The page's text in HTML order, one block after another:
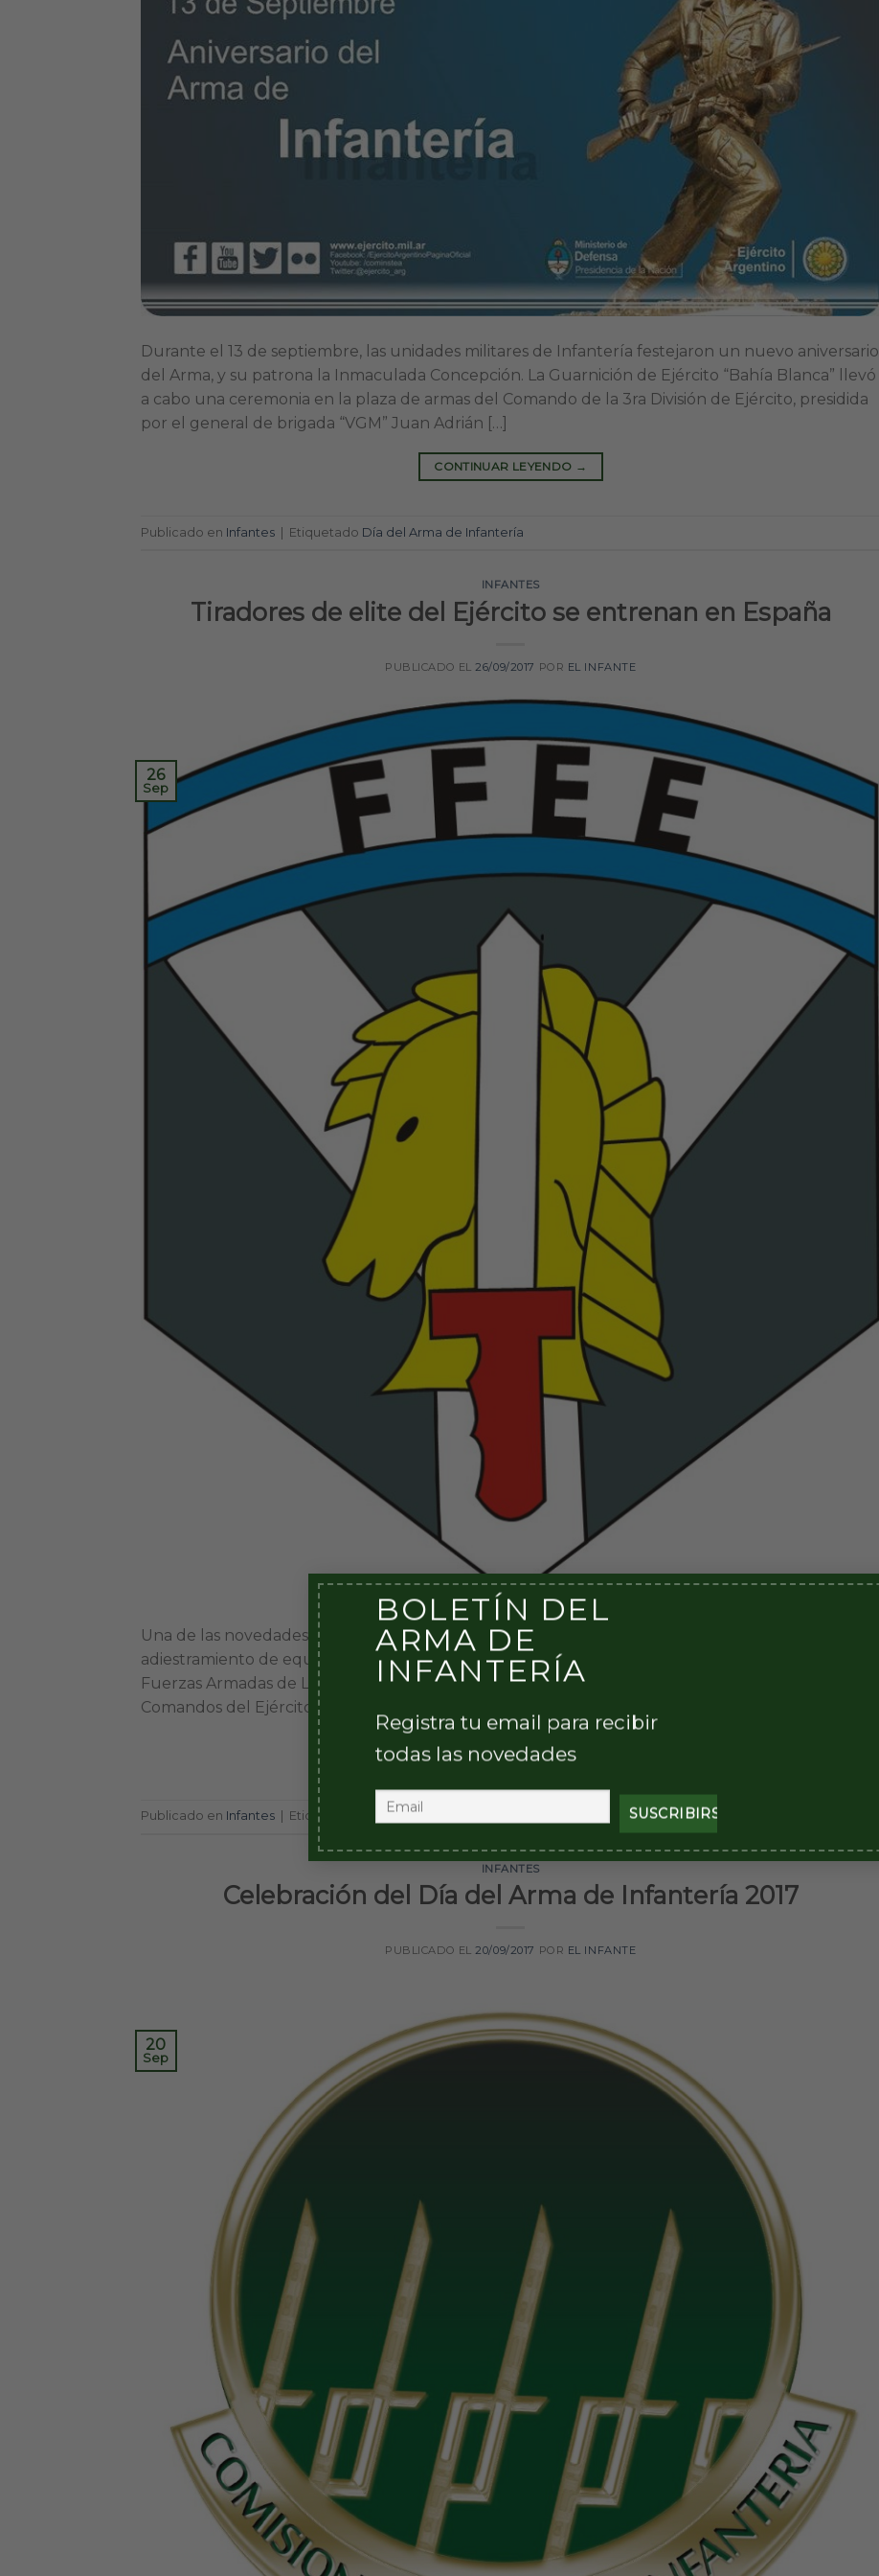
BOLETÍN DEL
ARMA DE
INFANTERÍA
Registra tu email para recibir
todas las novedades
Durante el 13 de septiembre, las unidades militares de Infantería festejaron un nuevo aniversario
del Arma, y su patrona la Inmaculada Concepción. La Guarnición de Ejército “Bahía Blanca” llevó
a cabo una ceremonia en la plaza de armas del Comando de la 3ra División de Ejército, presidida
por el general de brigada “VGM” Juan Adrián […]
CONTINUAR LEYENDO →
Publicado en Infantes Etiquetado Día del Arma de Infantería
INFANTES
Tiradores de elite del Ejército se entrenan en España
PUBLICADO EL26/09/2017 POR EL INFANTE
26
Sep
Una de las novedades mas importantes del ejercicio Long Precision 17, avanzado curso de
adiestramiento de equipos de tiradores de élite, es la presencia por vez primera de miembros de
Fuerzas Armadas de Latinoamérica, en este caso del Ejército Argentino. Dos miembros de los
Comandos del Ejército se desplazaron a España para participar en el […]
CONTINUAR LEYENDO→
Publicado en Infantes Etiquetado FFEE
INFANTES
Celebración del Día del Arma de Infantería 2017
PUBLICADO EL20/09/2017 POR EL INFANTE
20
Sep